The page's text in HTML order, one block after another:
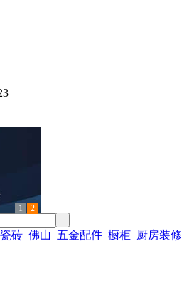
1 2
瓷砖 佛山 五金配件 橱柜 厨房装修